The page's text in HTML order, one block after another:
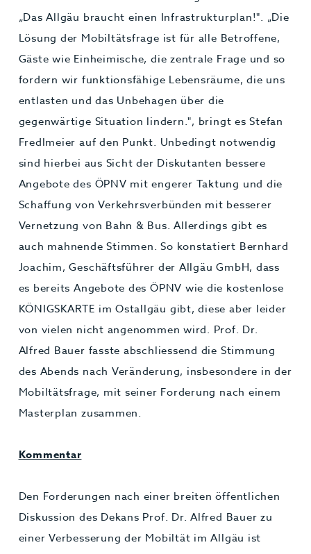
„Das Allgäu braucht einen Infrastrukturplan!". „Die
Lösung der Mobiltätsfrage ist für alle Betroffene,
Gäste wie Einheimische, die zentrale Frage und so
fordern wir funktionsfähige Lebensräume, die uns
entlasten und das Unbehagen über die
gegenwärtige Situation lindern.", bringt es Stefan
Fredlmeier auf den Punkt. Unbedingt notwendig
sind hierbei aus Sicht der Diskutanten bessere
Angebote des ÖPNV mit engerer Taktung und die
Schaffung von Verkehrsverbünden mit besserer
Vernetzung von Bahn & Bus. Allerdings gibt es
auch mahnende Stimmen. So konstatiert Bernhard
Joachim, Geschäftsführer der Allgäu GmbH, dass
es bereits Angebote des ÖPNV wie die kostenlose
KÖNIGSKARTE im Ostallgäu gibt, diese aber leider
von vielen nicht angenommen wird. Prof. Dr.
Alfred Bauer fasste abschliessend die Stimmung
des Abends nach Veränderung, insbesondere in der
Mobiltätsfrage, mit seiner Forderung nach einem
Masterplan zusammen.
Kommentar
Den Forderungen nach einer breiten öffentlichen
Diskussion des Dekans Prof. Dr. Alfred Bauer zu
einer Verbesserung der Mobiltät im Allgäu ist